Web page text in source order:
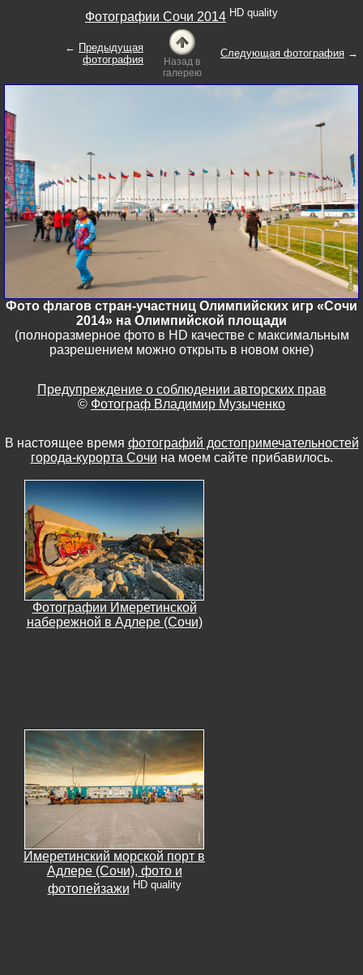
Фотографии Сочи 2014 HD quality
← Предыдущая
фотография
Назад в
галерею
Следующая фотография →
Фото флагов стран-участниц Олимпийских игр «Сочи
2014» на Олимпийской площади
(полноразмерное фото в HD качестве с максимальным
разрешением можно открыть в новом окне)
Предупреждение о соблюдении авторских прав
© Фотограф Владимир Музыченко
В настоящее время фотографий достопримечательностей
города-курорта Сочи на моем сайте прибавилось.
Фотографии Имеретинской
набережной в Адлере (Сочи)
Имеретинский морской порт в
Адлере (Сочи), фото и
фотопейзажи HD quality